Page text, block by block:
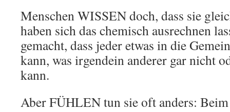
Menschen WISSEN doch, dass sie
haben sich das chemisch ausrechnen
gemacht, dass jeder etwas in die
kann, was irgendein anderer gar nicht
kann.
Aber FÜHLEN tun sie oft anders: